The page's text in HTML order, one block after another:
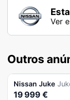
Ver
Outros
Nissan Juke Juke 1.0
19 999 €